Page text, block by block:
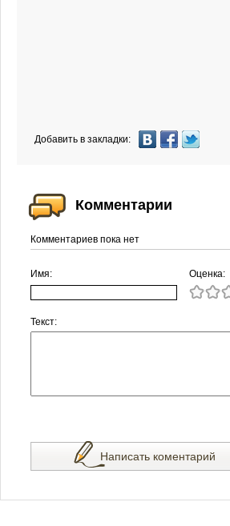
Добавить в закладки:
Комментарии
Комментариев пока нет
Имя: Оценка:
Текст:
Написать коментарий